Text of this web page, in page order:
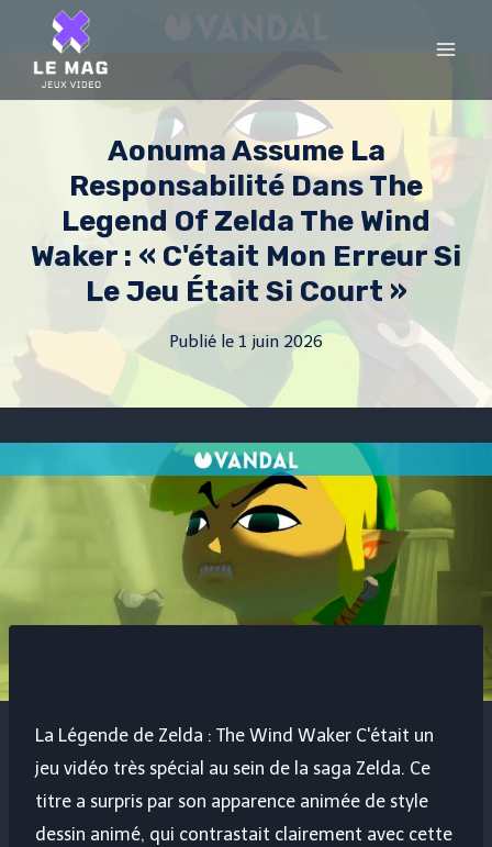
content
Aonuma Assume La
Responsabilité Dans The
Legend Of Zelda The Wind
Waker : « C'était Mon Erreur Si
Le Jeu Était Si Court »
Publié le 1 juin 2026
La Légende de Zelda : The Wind Waker C'était un
jeu vidéo très spécial au sein de la saga Zelda. Ce
titre a surpris par son apparence animée de style
dessin animé, qui contrastait clairement avec cette